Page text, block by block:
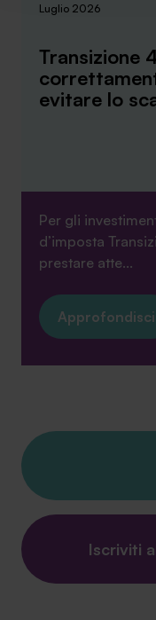
verranno installati i
ti invitiamo a
sopra.
Luglio 2026
Transizione
evitare lo
Per gli
d’imposta
prestare atte...
Approfondisci
Iscriviti